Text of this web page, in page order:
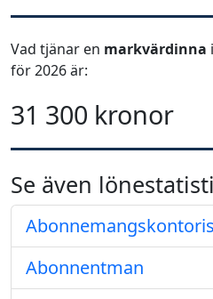
Vad tjänar en markvärdinna
för 2026 är:
31 300 kronor
Se även
Abonnentman